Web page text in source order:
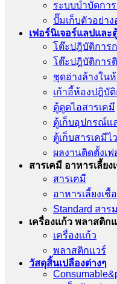
ระบบบำบัดกา
ปั๊มเก็บตัวอย่า
เฟอร์นิเจอร์แลปและ
โต๊ะปฎิบัติการ
โต๊ะปฎิบัติการ
ชุดอ่างล้างใน
เก้าอี้ห้องปฎิบั
ตู้ดูดไอสารเคมี
ตู้เก็บอุปกรณ์เเ
ตู้เก็บสารเคมีไ
ผลงานติดตั้งเฟ
สารเคมี อาหารเลี้ยง
สารเคมี
อาหารเลี้ยงเชื้อ
Standard สาร
เครื่องเเก้ว พลาสติก
เครื่องเเก้ว
พลาสติกแวร์
วัสดุสิ้นเปลืองต่างๆ